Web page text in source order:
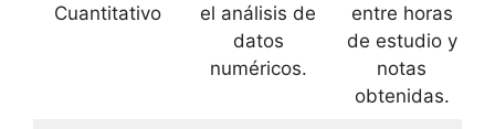
Cuantitativo
el análisis de
datos
numéricos.
entre horas
de estudio y
notas
obtenidas.